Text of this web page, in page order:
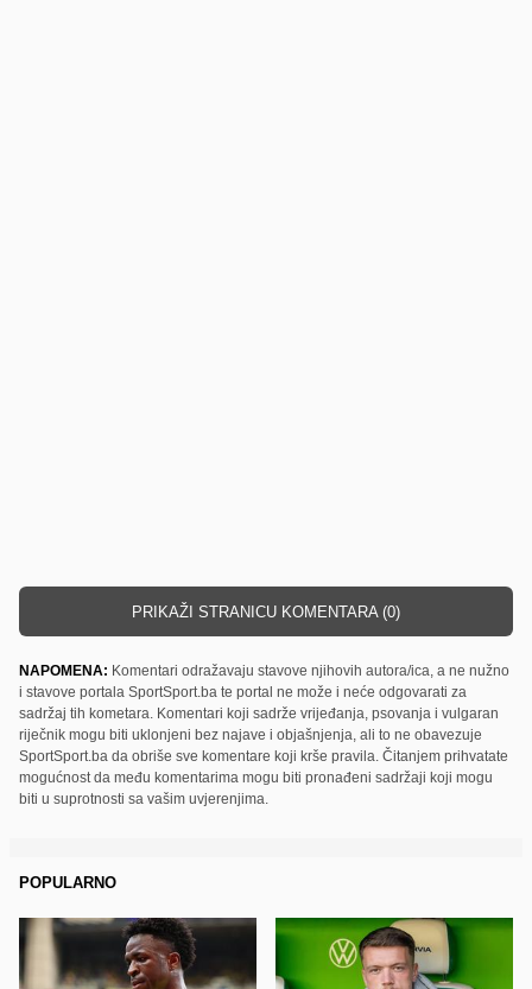
PRIKAŽI STRANICU KOMENTARA (0)
NAPOMENA: Komentari odražavaju stavove njihovih autora/ica, a ne nužno
i stavove portala SportSport.ba te portal ne može i neće odgovarati za
sadržaj tih kometara. Komentari koji sadrže vrijeđanja, psovanja i vulgaran
riječnik mogu biti uklonjeni bez najave i objašnjenja, ali to ne obavezuje
SportSport.ba da obriše sve komentare koji krše pravila. Čitanjem prihvatate
mogućnost da među komentarima mogu biti pronađeni sadržaji koji mogu
biti u suprotnosti sa vašim uvjerenjima.
POPULARNO